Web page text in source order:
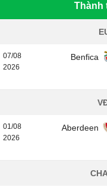
Thành
07/08
2026
Benfica
01/08
2026
Aberdeen